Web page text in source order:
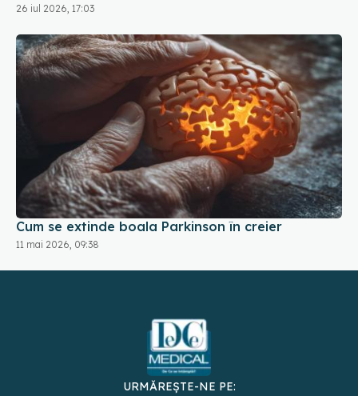
26 iul 2026, 17:03
Cum se extinde boala Parkinson în creier
11 mai 2026, 09:38
URMĂREȘTE-NE PE: